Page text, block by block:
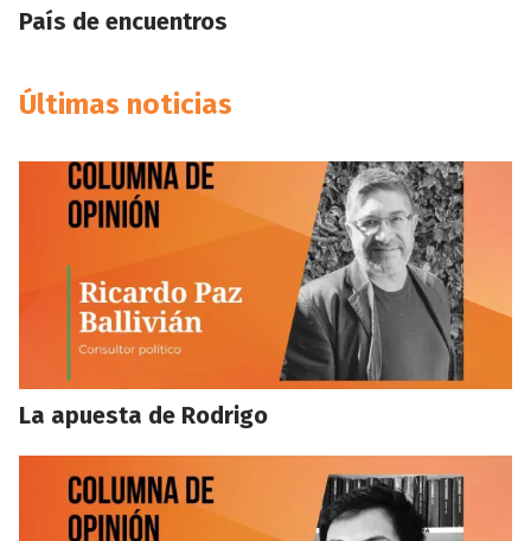
País de encuentros
Últimas noticias
La apuesta de Rodrigo